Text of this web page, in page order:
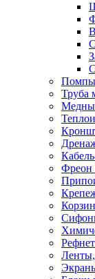
Помпы
Труба
Фреон
Ленты,